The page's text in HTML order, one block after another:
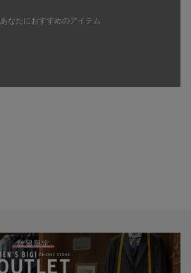
あなたにおすすめのアイテム